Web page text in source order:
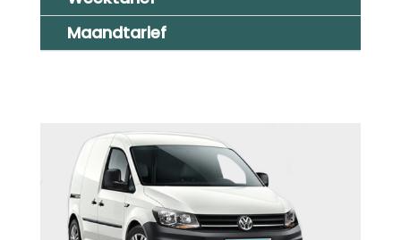
Maandtarief